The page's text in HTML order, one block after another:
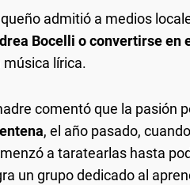
admitió a medios
Bocelli o convertirse en
música lírica.
comentó que la pasión
, el año pasado,
a taratearlas hasta
un grupo dedicado al